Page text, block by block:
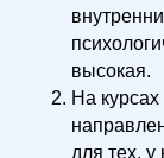
высокая.
На
для тех,